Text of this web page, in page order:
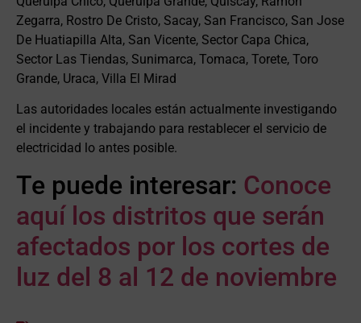
Zegarra, Rostro De Cristo, Sacay, San Francisco, San Jose
De Huatiapilla Alta, San Vicente, Sector Capa Chica,
Sector Las Tiendas, Sunimarca, Tomaca, Torete, Toro
Grande, Uraca, Villa El Mirad
Las autoridades locales están actualmente investigando
el incidente y trabajando para restablecer el servicio de
electricidad lo antes posible.
Te puede interesar: Conoce
aquí los distritos que serán
afectados por los cortes de
luz del 8 al 12 de noviembre